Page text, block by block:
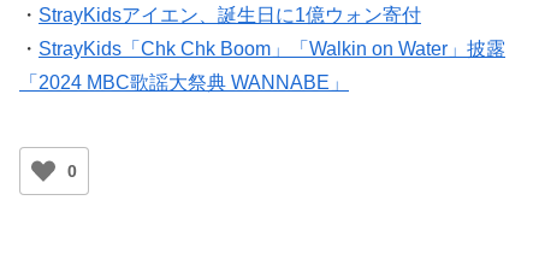
・ StrayKidsアイエン、誕生日に1億ウォン寄付
・ StrayKids「Chk Chk Boom」「Walkin on Water」披露
「2024 MBC歌謡大祭典 WANNABE」
0